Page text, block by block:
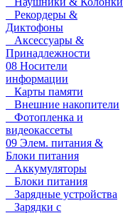
Рекордеры &
Диктофоны
Аксессуары &
Принадлежности
08 Носители
информации
Карты памяти
Внешние накопители
Фотопленка и
видеокассеты
09 Элем. питания &
Блоки питания
Аккумуляторы
Блоки питания
Зарядные устройства
Зарядки с